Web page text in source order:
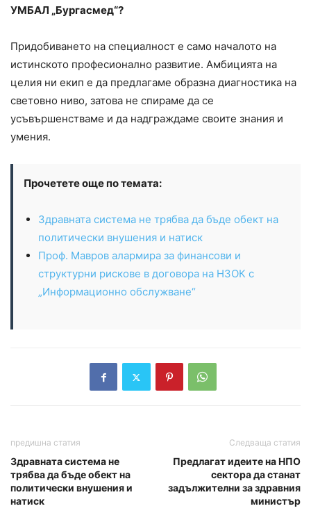
УМБАЛ „Бургасмед“?
Придобиването на специалност е само началото на
истинското професионално развитие. Амбицията на
целия ни екип е да предлагаме образна диагностика на
световно ниво, затова не спираме да се
усъвършенстваме и да надграждаме своите знания и
умения.
Прочетете още по темата:
Здравната система не трябва да бъде обект на
политически внушения и натиск
Проф. Мавров алармира за финансови и
структурни рискове в договора на НЗОК с
„Информационно обслужване“
предишна статия
Здравната система не
трябва да бъде обект на
политически внушения и
натиск
Следваща статия
Предлагат идеите на НПО
сектора да станат
задължителни за здравния
министър